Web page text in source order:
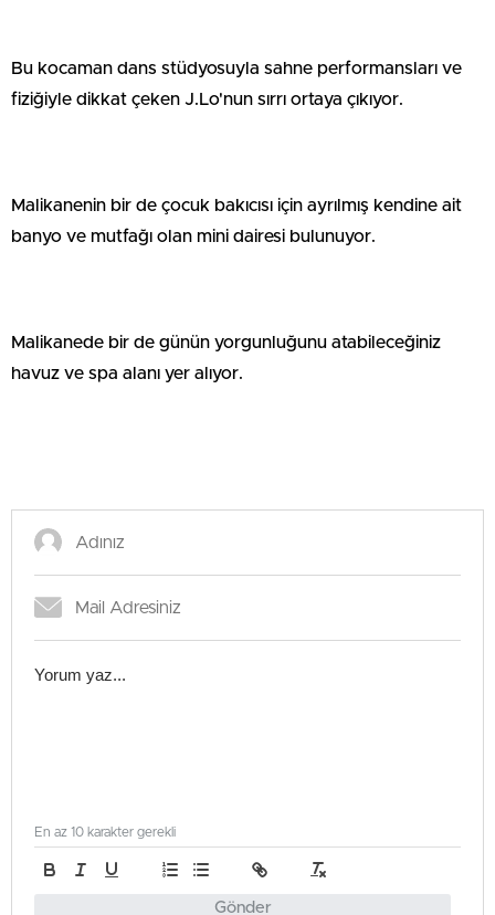
Bu kocaman dans stüdyosuyla sahne performansları ve
fiziğiyle dikkat çeken J.Lo'nun sırrı ortaya çıkıyor.
Malikanenin bir de çocuk bakıcısı için ayrılmış kendine ait
banyo ve mutfağı olan mini dairesi bulunuyor.
Malikanede bir de günün yorgunluğunu atabileceğiniz
havuz ve spa alanı yer alıyor.
Gönder
En az 10 karakter gerekli